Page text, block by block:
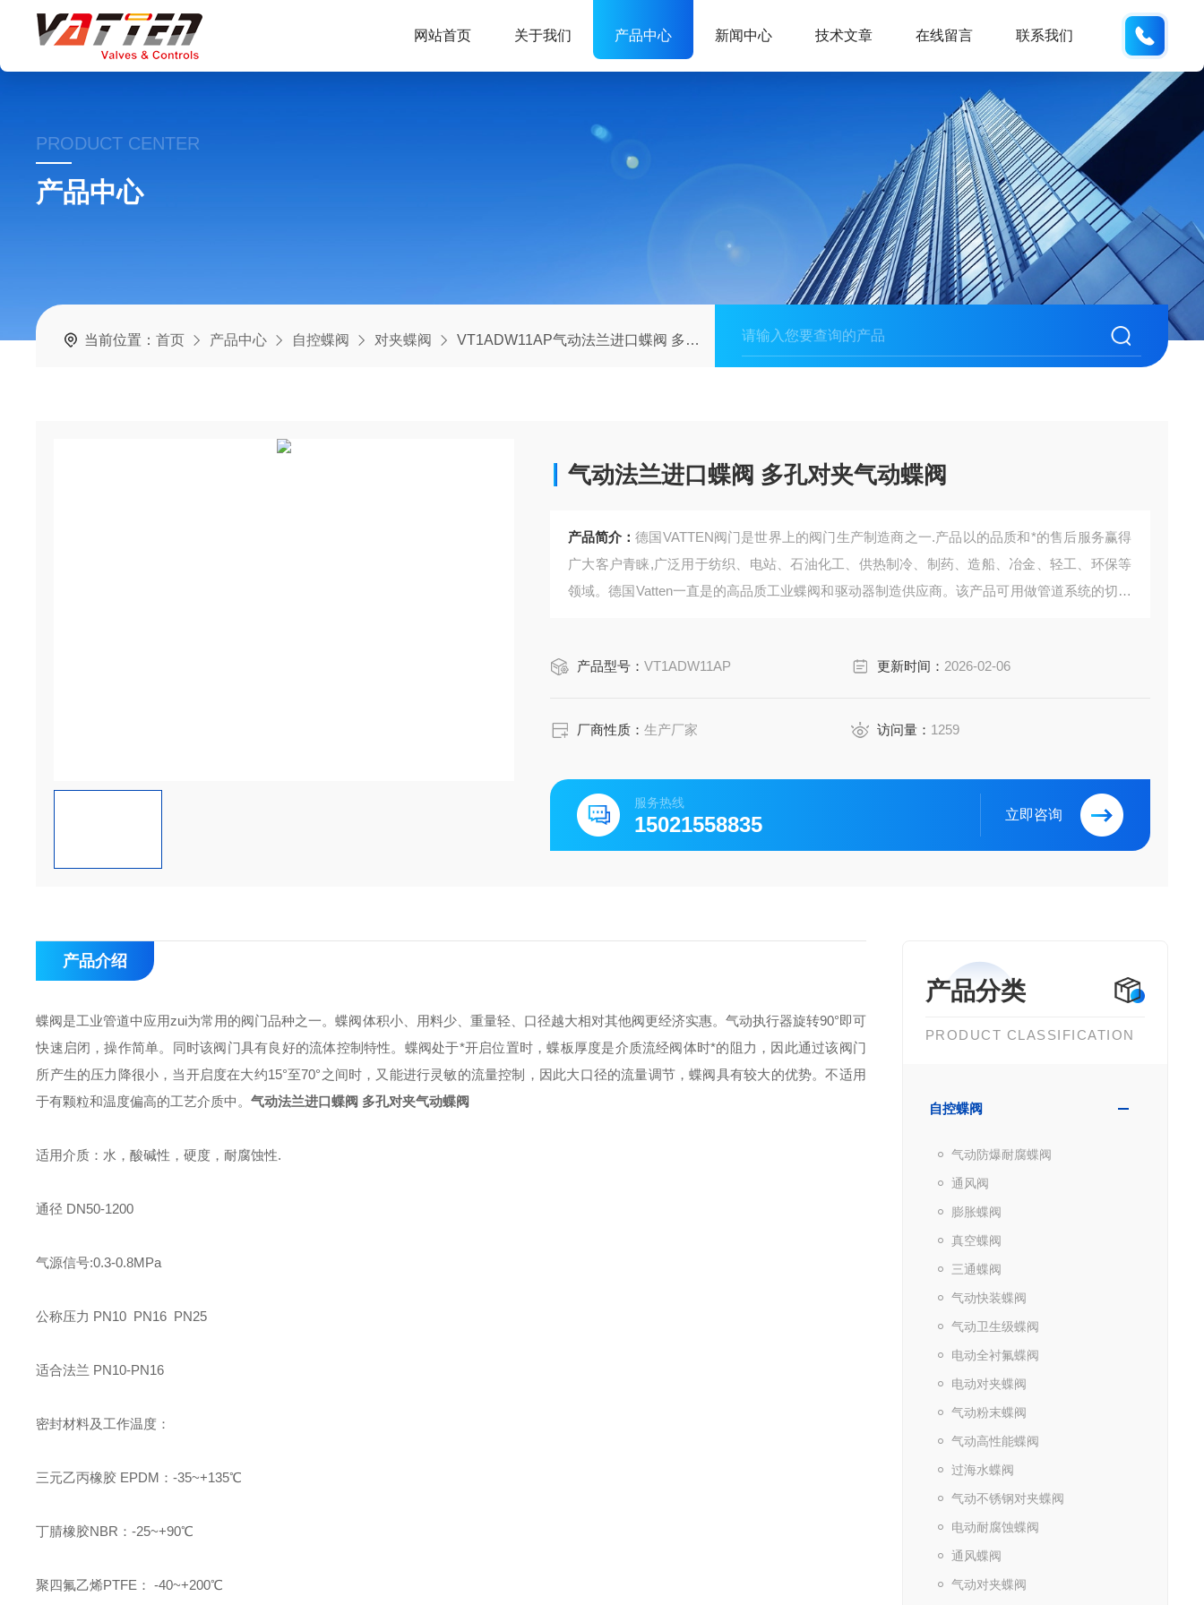
网站首页 关于我们 产品中心 新闻中心 技术文章 在线留言 联系我们
PRODUCT CENTER
产品中心
当前位置：首页 产品中心 自控蝶阀 对夹蝶阀 VT1ADW11AP气动法兰进口蝶阀 多孔对夹气动蝶阀
气动法兰进口蝶阀 多孔对夹气动蝶阀
产品简介：德国VATTEN阀门是世界上的阀门生产制造商之一.产品以的品质和*的售后服务赢得
广大客户青睐,广泛用于纺织、电站、石油化工、供热制冷、制药、造船、冶金、轻工、环保等
领域。德国Vatten一直是的高品质工业蝶阀和驱动器制造供应商。该产品可用做管道系统的切断
产品型号：VT1ADW11AP 更新时间： 2026-02-06
厂商性质：生产厂家 访问量： 1259
服务热线
15021558835 立即咨询
产品分类
PRODUCT CLASSIFICATION
自控蝶阀
气动防爆耐腐蝶阀
通风阀
膨胀蝶阀
真空蝶阀
三通蝶阀
气动快装蝶阀
气动卫生级蝶阀
电动全衬氟蝶阀
电动对夹蝶阀
气动粉末蝶阀
气动高性能蝶阀
过海水蝶阀
气动不锈钢对夹蝶阀
电动耐腐蚀蝶阀
通风蝶阀
气动对夹蝶阀
产品介绍
蝶阀是工业管道中应用zui为常用的阀门品种之一。蝶阀体积小、用料少、重量轻、口径越大相对其他阀更经济实惠。气动执行器旋转90°即可
快速启闭，操作简单。同时该阀门具有良好的流体控制特性。蝶阀处于*开启位置时，蝶板厚度是介质流经阀体时*的阻力，因此通过该阀门
所产生的压力降很小，当开启度在大约15°至70°之间时，又能进行灵敏的流量控制，因此大口径的流量调节，蝶阀具有较大的优势。不适用
于有颗粒和温度偏高的工艺介质中。气动法兰进口蝶阀 多孔对夹气动蝶阀
适用介质：水，酸碱性，硬度，耐腐蚀性.
通径 DN50-1200
气源信号:0.3-0.8MPa
公称压力 PN10 PN16 PN25
适合法兰 PN10-PN16
密封材料及工作温度：
三元乙丙橡胶 EPDM ：-35~+135℃
丁腈橡胶NBR ：-25~+90℃
聚四氟乙烯PTFE ： -40~+200℃